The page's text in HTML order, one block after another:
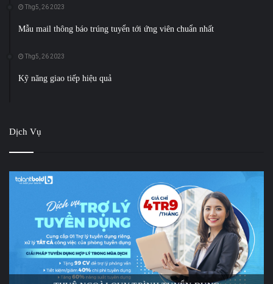
Thg5, 26 2023
Mẫu mail thông báo trúng tuyển tới ứng viên chuẩn nhất
Thg5, 26 2023
Kỹ năng giao tiếp hiệu quả
Dịch Vụ
MIỄN PHÍ ĐĂNG TIN VIỆC LÀM